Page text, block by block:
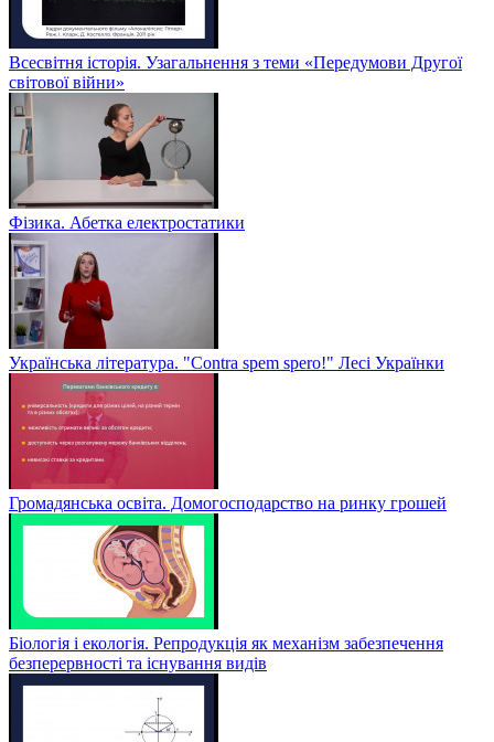
Всесвітня історія. Узагальнення з теми «Передумови Другої
світової війни»
Фізика. Абетка електростатики
Українська література. "Contra spem spero!" Лесі Українки
Громадянська освіта. Домогосподарство на ринку грошей
Біологія і екологія. Репродукція як механізм забезпечення
безперервності та існування видів